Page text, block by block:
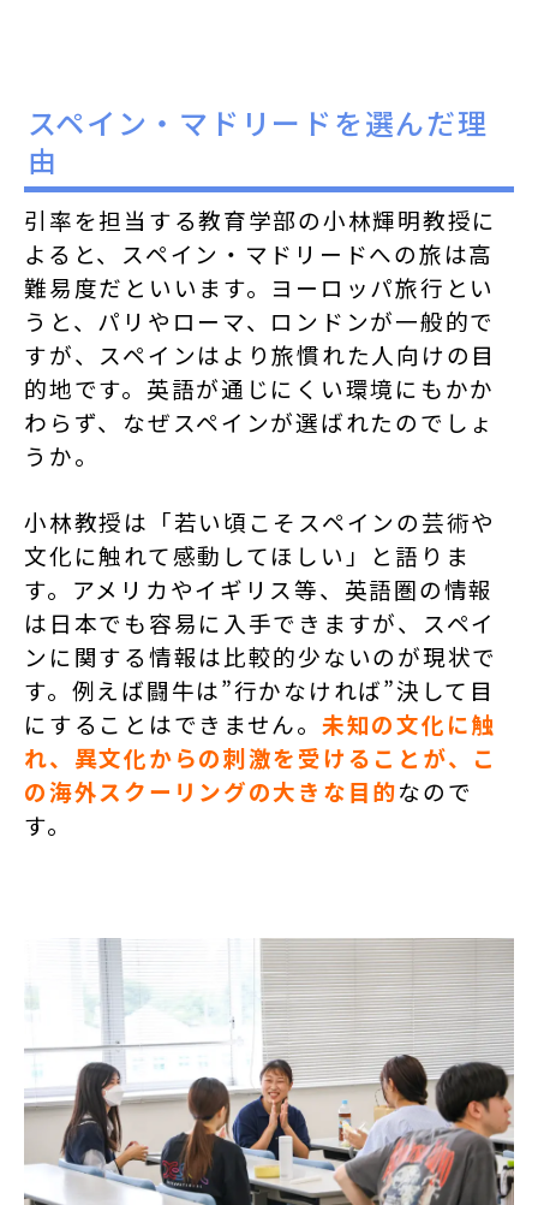
スペイン・マドリードを選んだ理
由
引率を担当する教育学部の小林輝明教授に
よると、スペイン・マドリードへの旅は高
難易度だといいます。ヨーロッパ旅行とい
うと、パリやローマ、ロンドンが一般的で
すが、スペインはより旅慣れた人向けの目
的地です。英語が通じにくい環境にもかか
わらず、なぜスペインが選ばれたのでしょ
うか。
小林教授は「若い頃こそスペインの芸術や
文化に触れて感動してほしい」と語りま
す。アメリカやイギリス等、英語圏の情報
は日本でも容易に入手できますが、スペイ
ンに関する情報は比較的少ないのが現状で
す。例えば闘牛は”行かなければ”決して目
にすることはできません。 未知の文化に触
れ、異文化からの刺激を受けることが、こ
の海外スクーリングの大きな目的なので
す。